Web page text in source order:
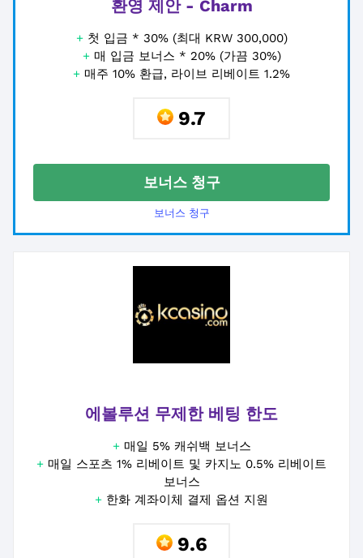
환영 제안 - Charm
+ 첫 입금 * 30% (최대 KRW 300,000)
+ 매 입금 보너스 * 20% (가끔 30%)
+ 매주 10% 환급, 라이브 리베이트 1.2%
9.7
보너스 청구
보너스 청구
에볼루션 무제한 베팅 한도
+ 매일 5% 캐쉬백 보너스
+ 매일 스포츠 1% 리베이트 및 카지노 0.5% 리베이트
보너스
+ 한화 계좌이체 결제 옵션 지원
9.6